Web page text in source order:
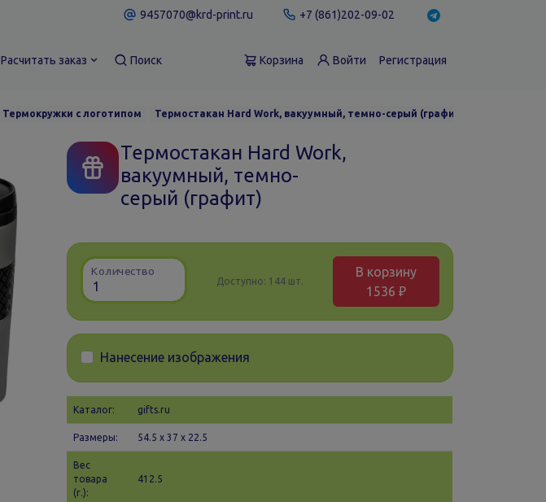
9457070@krd-print.ru +7 (861)202-09-02
Расчитать заказ Поиск Корзина Войти Регистрация
Термокружки с логотипом Термостакан Hard Work, вакуумный, темно-серый (графит)
Термостакан Hard Work,
вакуумный, темно-
серый (графит)
Количество
Доступно: 144 шт.
В корзину
1536 ₽
Нанесение изображения
Каталог: gifts.ru
Размеры: 54.5 х 37 x 22.5
Вес
товара
(г.):
412.5